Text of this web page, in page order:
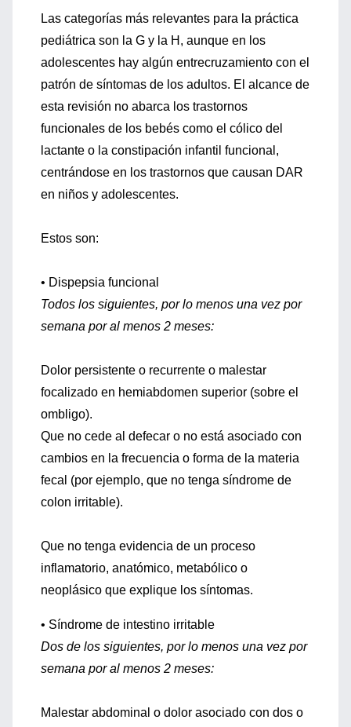
Las categorías más relevantes para la práctica
pediátrica son la G y la H, aunque en los
adolescentes hay algún entrecruzamiento con el
patrón de síntomas de los adultos. El alcance de
esta revisión no abarca los trastornos
funcionales de los bebés como el cólico del
lactante o la constipación infantil funcional,
centrándose en los trastornos que causan DAR
en niños y adolescentes.
Estos son:
• Dispepsia funcional
Todos los siguientes, por lo menos una vez por
semana por al menos 2 meses:
Dolor persistente o recurrente o malestar
focalizado en hemiabdomen superior (sobre el
ombligo).
Que no cede al defecar o no está asociado con
cambios en la frecuencia o forma de la materia
fecal (por ejemplo, que no tenga síndrome de
colon irritable).
Que no tenga evidencia de un proceso
inflamatorio, anatómico, metabólico o
neoplásico que explique los síntomas.
• Síndrome de intestino irritable
Dos de los siguientes, por lo menos una vez por
semana por al menos 2 meses:
Malestar abdominal o dolor asociado con dos o